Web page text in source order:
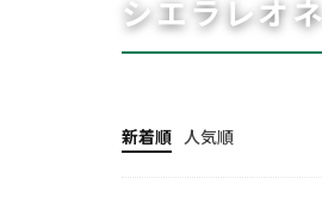
シエラレオネ
新着順 人気順